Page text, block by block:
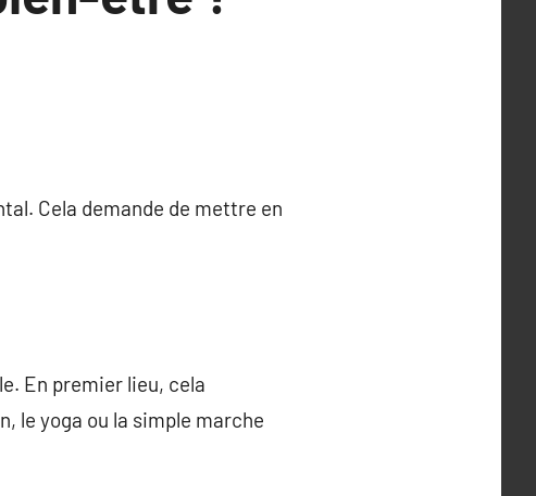
Cela demande de mettre en
En premier lieu, cela
le yoga ou la simple marche